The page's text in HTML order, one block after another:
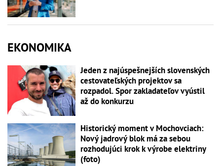
EKONOMIKA
Jeden z najúspešnejších slovenských
cestovateľských projektov sa
rozpadol. Spor zakladateľov vyústil
až do konkurzu
Historický moment v Mochovciach:
Nový jadrový blok má za sebou
rozhodujúci krok k výrobe elektriny
(foto)